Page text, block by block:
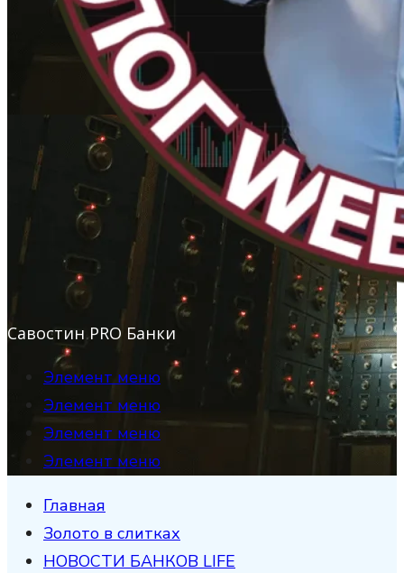
Савостин PRO Банки
Элемент меню
Элемент меню
Элемент меню
Элемент меню
Главная
Золото в слитках
НОВОСТИ БАНКОВ LIFE